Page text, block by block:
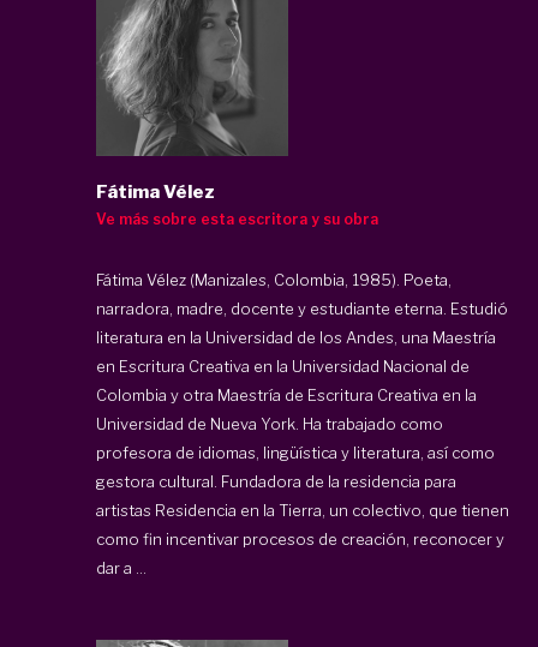
Fátima Vélez
Ve más sobre esta escritora y su obra
Fátima Vélez (Manizales, Colombia, 1985). Poeta,
narradora, madre, docente y estudiante eterna. Estudió
literatura en la Universidad de los Andes, una Maestría
en Escritura Creativa en la Universidad Nacional de
Colombia y otra Maestría de Escritura Creativa en la
Universidad de Nueva York. Ha trabajado como
profesora de idiomas, lingüística y literatura, así como
gestora cultural. Fundadora de la residencia para
artistas Residencia en la Tierra, un colectivo, que tienen
como fin incentivar procesos de creación, reconocer y
dar a ...